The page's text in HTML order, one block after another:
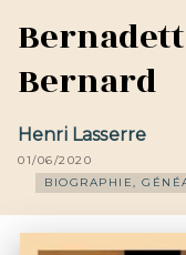
Bernard
Henri Lasserre
01/06/2020
BIOGRAPHIE,